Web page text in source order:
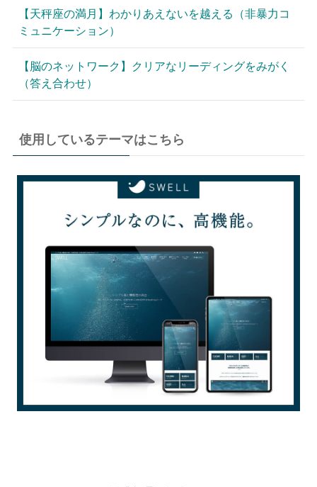
【天秤座の満月】わかりあえないを越える（非暴力コ
ミュニケーション）
【脳のネットワーク】クリアなリーディングをみがく
（答え合わせ）
使用しているテーマはこちら